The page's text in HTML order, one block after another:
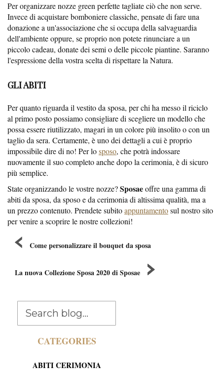
Per organizzare nozze green perfette tagliate ciò che non serve.
Invece di acquistare bomboniere classiche, pensate di fare una
donazione a un'associazione che si occupa della salvaguardia
dell'ambiente oppure, se proprio non potete rinunciare a un
piccolo cadeau, donate dei semi o delle piccole piantine. Saranno
l'espressione della vostra scelta di rispettare la Natura.
GLI ABITI
Per quanto riguarda il vestito da sposa, per chi ha messo il riciclo
al primo posto possiamo consigliare di scegliere un modello che
possa essere riutilizzato, magari in un colore più insolito o con un
taglio da sera. Certamente, è uno dei dettagli a cui è proprio
impossibile dire di no! Per losposo, che potrà indossare
nuovamente il suo completo anche dopo la cerimonia, è di sicuro
più semplice.
State organizzando le vostre nozze?Sposaeoffre una gamma di
abiti da sposa, da sposo e da cerimonia di altissima qualità, ma a
un prezzo contenuto. Prendete subitoappuntamentosul nostro sito
per venire a scoprire le nostre collezioni!
Come personalizzare il bouquet da sposa
La nuova Collezione Sposa 2020 di Sposae
CATEGORIES
ABITI CERIMONIA